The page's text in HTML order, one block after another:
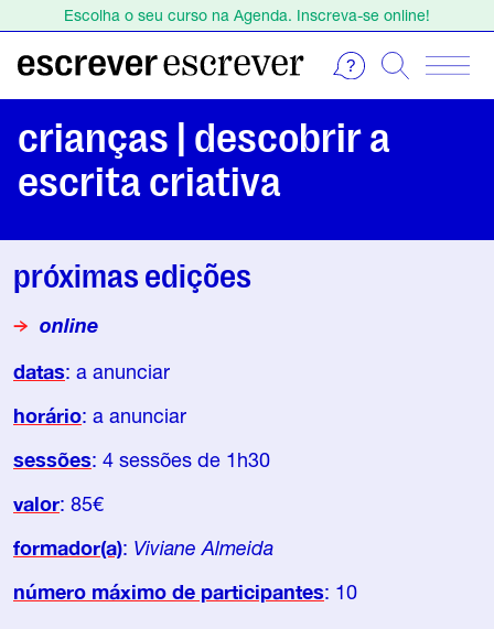
Escolha o seu curso na Agenda. Inscreva-se online!
Escolha o seu curso na Agenda. Inscreva-se online!
crianças | descobrir a
escrita criativa
próximas edições
online
datas: a anunciar
horário: a anunciar
sessões: 4 sessões de 1h30
valor: 85€
formador(a): Viviane Almeida
número máximo de participantes: 10